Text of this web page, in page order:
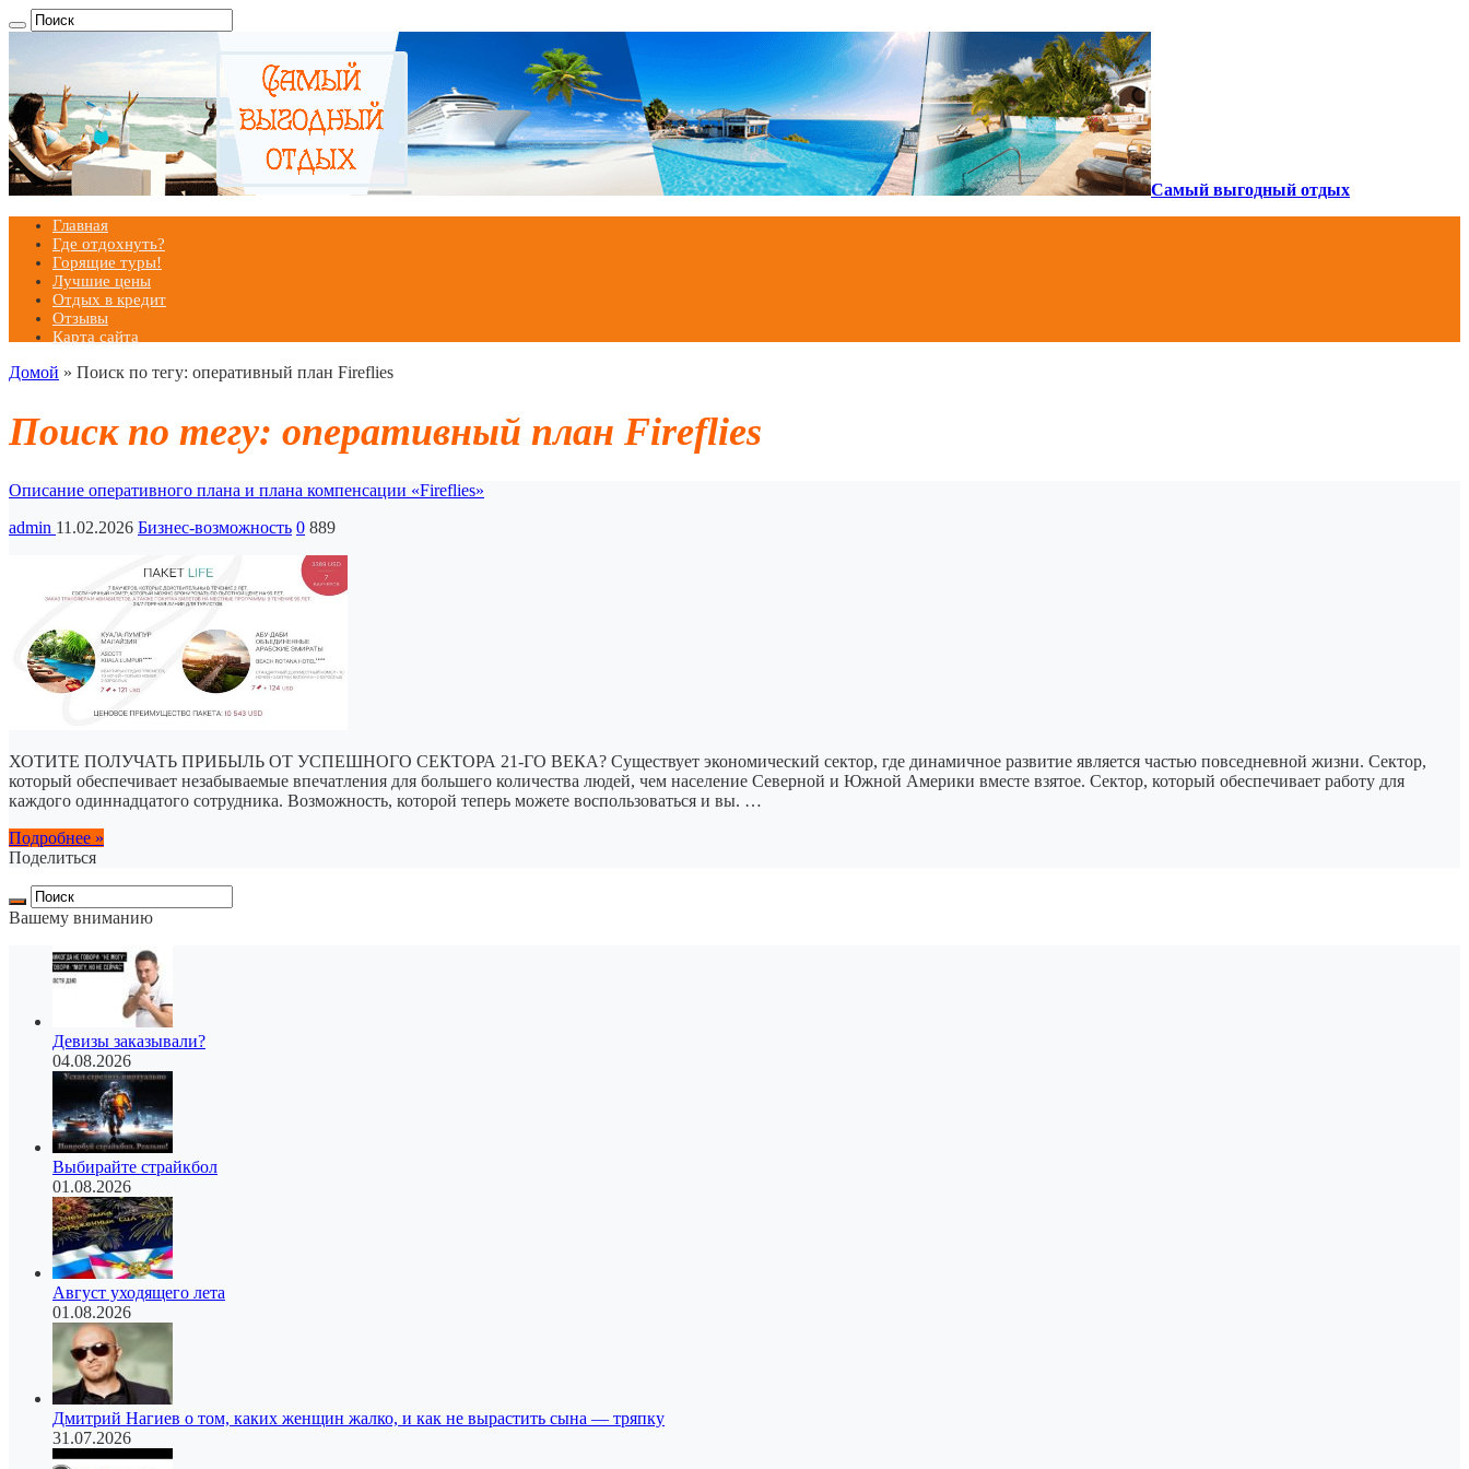
Самый выгодный отдых
Главная
Где отдохнуть?
Горящие туры!
Лучшие цены
Отдых в кредит
Отзывы
Карта сайта
Домой » Поиск по тегу: оперативный план Fireflies
Поиск по тегу: оперативный план Fireflies
Описание оперативного плана и плана компенсации «Fireflies»
admin 11.02.2026 Бизнес-возможность 0 889
ХОТИТЕ ПОЛУЧАТЬ ПРИБЫЛЬ ОТ УСПЕШНОГО СЕКТОРА 21-ГО ВЕКА? Существует экономический сектор, где динамичное развитие является частью повседневной жизни. Сектор,
который обеспечивает незабываемые впечатления для большего количества людей, чем население Северной и Южной Америки вместе взятое. Сектор, который обеспечивает работу для
каждого одиннадцатого сотрудника. Возможность, которой теперь можете воспользоваться и вы. …
Подробнее »
Поделиться
Вашему вниманию
Девизы заказывали?
04.08.2026
Выбирайте страйкбол
01.08.2026
Август уходящего лета
01.08.2026
Дмитрий Нагиев о том, каких женщин жалко, и как не вырастить сына — тряпку
31.07.2026